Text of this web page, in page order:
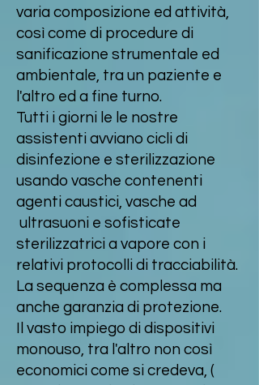
varia composizione ed attività,
così come di procedure di
sanificazione strumentale ed
ambientale, tra un paziente e
l'altro ed a fine turno.
Tutti i giorni le le nostre
assistenti avviano cicli di
disinfezione e sterilizzazione
usando vasche contenenti
agenti caustici, vasche ad
ultrasuoni e sofisticate
sterilizzatrici a vapore con i
relativi protocolli di tracciabilità.
La sequenza è complessa ma
anche garanzia di protezione.
Il vasto impiego di dispositivi
monouso, tra l'altro non così
economici come si credeva, (